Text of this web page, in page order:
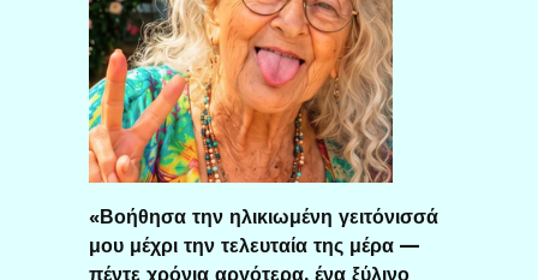
«Βοήθησα την ηλικιωμένη γειτόνισσά
μου μέχρι την τελευταία της μέρα —
πέντε χρόνια αργότερα, ένα ξύλινο